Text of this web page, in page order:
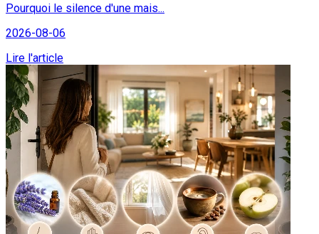
Pourquoi le silence d'une mais...
2026-08-06
Lire l'article